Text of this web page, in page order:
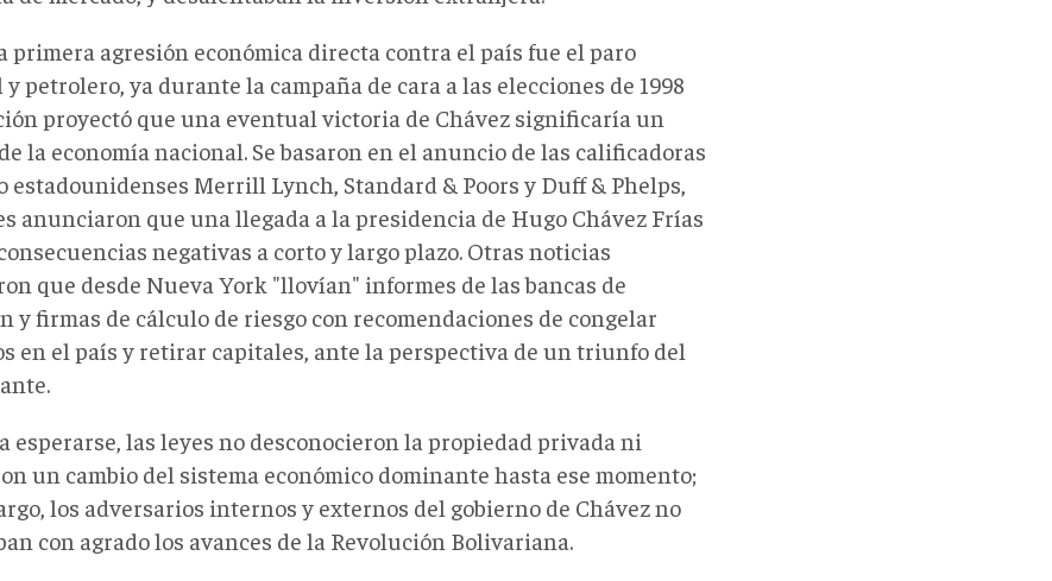
primera agresión económica directa contra el país fue el paro
petrolero, ya durante la campaña de cara a las elecciones de 1998
proyectó que una eventual victoria de Chávez significaría un
la economía nacional. Se basaron en el anuncio de las calificadoras
estadounidenses Merrill Lynch, Standard & Poors y Duff & Phelps,
anunciaron que una llegada a la presidencia de Hugo Chávez Frías
negativas a corto y largo plazo. Otras noticias
que desde Nueva York "llovían" informes de las bancas de
y firmas de cálculo de riesgo con recomendaciones de congelar
en el país y retirar capitales, ante la perspectiva de un triunfo del
esperarse, las leyes no desconocieron la propiedad privada ni
un cambio del sistema económico dominante hasta ese momento;
los adversarios internos y externos del gobierno de Chávez no
con agrado los avances de la Revolución Bolivariana.